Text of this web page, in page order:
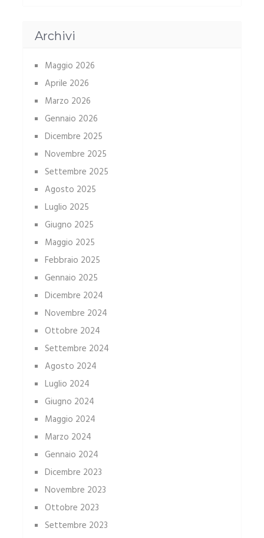
Archivi
Maggio 2026
Aprile 2026
Marzo 2026
Gennaio 2026
Dicembre 2025
Novembre 2025
Settembre 2025
Agosto 2025
Luglio 2025
Giugno 2025
Maggio 2025
Febbraio 2025
Gennaio 2025
Dicembre 2024
Novembre 2024
Ottobre 2024
Settembre 2024
Agosto 2024
Luglio 2024
Giugno 2024
Maggio 2024
Marzo 2024
Gennaio 2024
Dicembre 2023
Novembre 2023
Ottobre 2023
Settembre 2023